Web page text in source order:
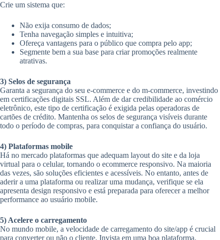
Crie um sistema que:
Não exija consumo de dados;
Tenha navegação simples e intuitiva;
Ofereça vantagens para o público que compra pelo app;
Segmente bem a sua base para criar promoções realmente
atrativas.
3) Selos de segurança
Garanta a segurança do seu e-commerce e do m-commerce, investindo
em certificações digitais SSL. Além de dar credibilidade ao comércio
eletrônico, este tipo de certificação é exigida pelas operadoras de
cartões de crédito. Mantenha os selos de segurança visíveis durante
todo o período de compras, para conquistar a confiança do usuário.
4) Plataformas mobile
Há no mercado plataformas que adequam layout do site e da loja
virtual para o celular, tornando o ecommerce responsivo. Na maioria
das vezes, são soluções eficientes e acessíveis. No entanto, antes de
aderir a uma plataforma ou realizar uma mudança, verifique se ela
apresenta design responsivo e está preparada para oferecer a melhor
performance ao usuário mobile.
5) Acelere o carregamento
No mundo mobile, a velocidade de carregamento do site/app é crucial
para converter ou não o cliente. Invista em uma boa plataforma,